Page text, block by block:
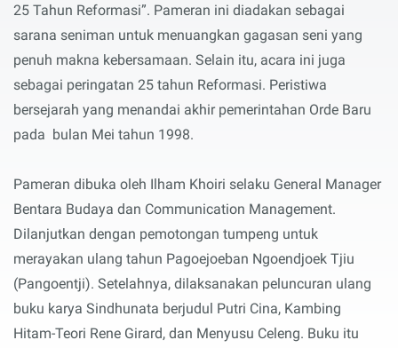
25 Tahun Reformasi”. Pameran ini diadakan sebagai
sarana seniman untuk menuangkan gagasan seni yang
penuh makna kebersamaan. Selain itu, acara ini juga
sebagai peringatan 25 tahun Reformasi. Peristiwa
bersejarah yang menandai akhir pemerintahan Orde Baru
pada bulan Mei tahun 1998.
Pameran dibuka oleh Ilham Khoiri selaku General Manager
Bentara Budaya dan Communication Management.
Dilanjutkan dengan pemotongan tumpeng untuk
merayakan ulang tahun Pagoejoeban Ngoendjoek Tjiu
(Pangoentji). Setelahnya, dilaksanakan peluncuran ulang
buku karya Sindhunata berjudul Putri Cina, Kambing
Hitam-Teori Rene Girard, dan Menyusu Celeng. Buku itu